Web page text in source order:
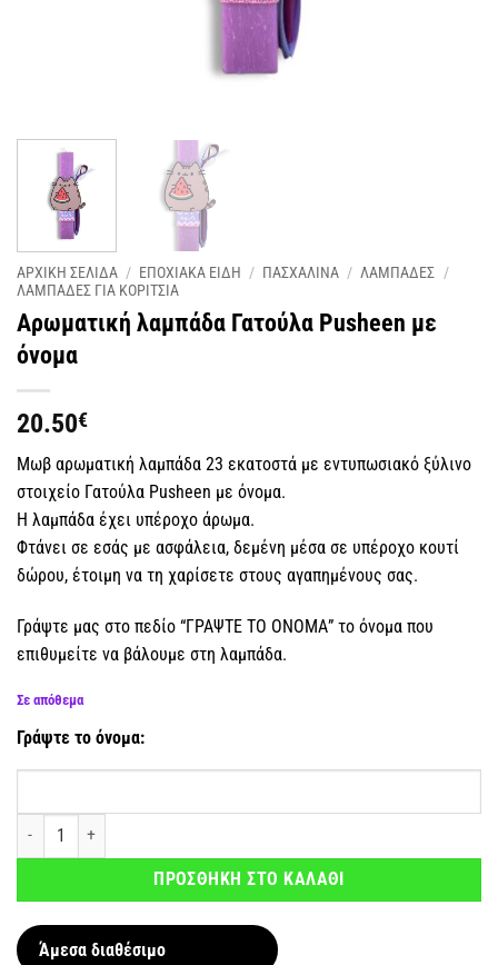
ΑΡΧΙΚΗ ΣΕΛΙΔΑ / ΕΠΟΧΙΑΚΑ ΕΙΔΗ / ΠΑΣΧΑΛΙΝΑ / ΛΑΜΠΑΔΕΣ /
ΛΑΜΠΑΔΕΣ ΓΙΑ ΚΟΡΙΤΣΙΑ
Αρωματική λαμπάδα Γατούλα Pusheen με
όνομα
20.50€
Μωβ αρωματική λαμπάδα 23 εκατοστά με εντυπωσιακό ξύλινο
στοιχείο Γατούλα Pusheen με όνομα.
Η λαμπάδα έχει υπέροχο άρωμα.
Φτάνει σε εσάς με ασφάλεια, δεμένη μέσα σε υπέροχο κουτί
δώρου, έτοιμη να τη χαρίσετε στους αγαπημένους σας.
Γράψτε μας στο πεδίο “ΓΡΑΨΤΕ ΤΟ ΟΝΟΜΑ” το όνομα που
επιθυμείτε να βάλουμε στη λαμπάδα.
Σε απόθεμα
Γράψτε το όνομα:
Αρωματική λαμπάδα Γατούλα Pusheen με όνομα ποσότητα
ΠΡΟΣΘΗΚΗ ΣΤΟ ΚΑΛΑΘΙ
Άμεσα διαθέσιμο